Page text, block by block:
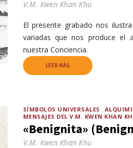
V.M. Kwen Khan Khu
El presente grabado nos
variadas que nos produce el
nuestra Conciencia.
LEER MÁS
SÍMBOLOS UNIVERSALES
MENSAJES DEL V.M. KWEN KHAN
«Benignita»
V.M. Kwen Khan Khu